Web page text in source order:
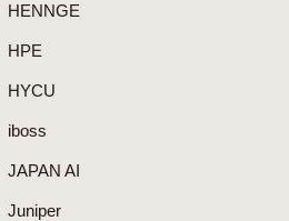
HENNGE
HPE
HYCU
iboss
JAPAN AI
Juniper